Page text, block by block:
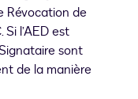
Révocation de
l’AED est
sont
de la manière